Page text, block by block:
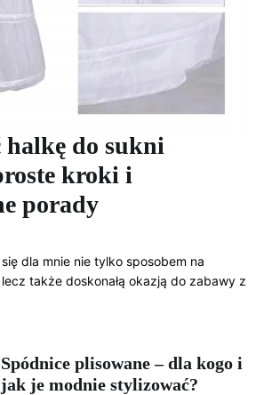
halkę do sukni
kroki i
porady
dla mnie nie tylko sposobem na
także doskonałą okazją do zabawy z
Spódnice plisowane – dla kogo i
jak je modnie stylizować?